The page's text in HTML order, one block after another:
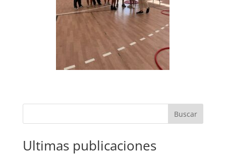
Buscar
Ultimas publicaciones